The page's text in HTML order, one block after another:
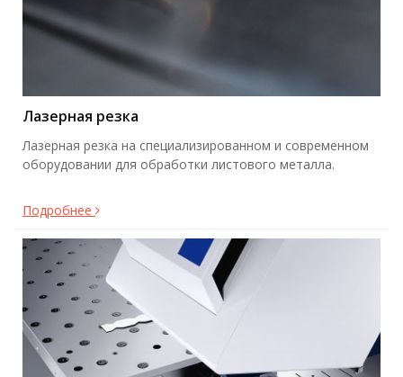
Лазерная резка
Лазерная резка на специализированном и современном
оборудовании для обработки листового металла.
Подробнее